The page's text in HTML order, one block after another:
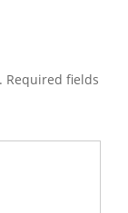
Required fields